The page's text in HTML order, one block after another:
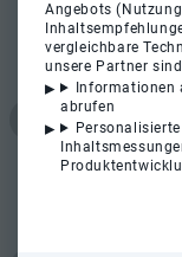
Angebots
vergleichbare
unsere Partner
Informationen
abrufen